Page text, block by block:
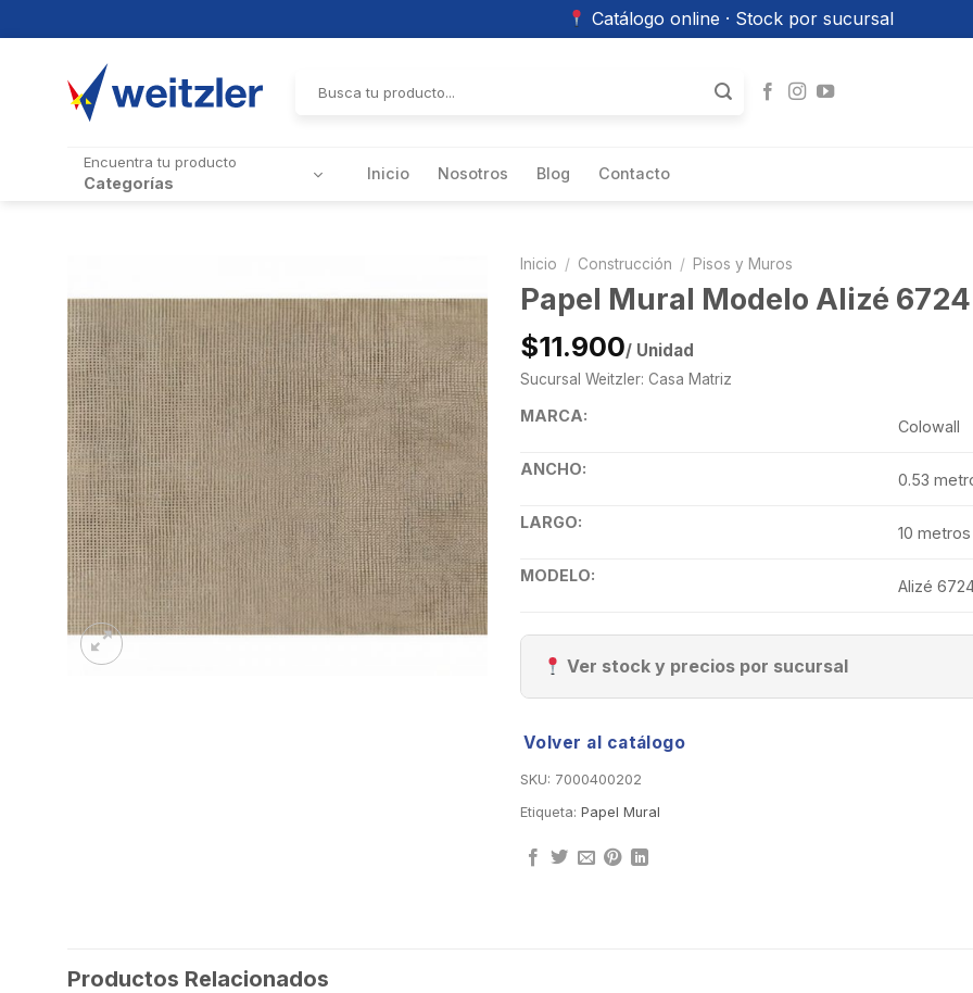
Catálogo online · Stock por sucursal
por:
Encuentra tu producto
Categorías Inicio Nosotros Blog Contacto
Inicio / Construcción / Pisos y Muros
Papel Mural Modelo Alizé
$11.900/ Unidad
Sucursal Weitzler: Casa Matriz
MARCA:
Colowall
ANCHO:
0.53
LARGO:
10 metros
MODELO:
Alizé
Ver stock y precios por sucursal
Volver al catálogo
SKU: 7000400202
Etiqueta: Papel Mural
Productos Relacionados